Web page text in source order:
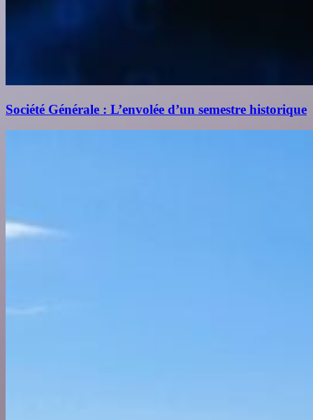
Société Générale : L’envolée d’un semestre historique